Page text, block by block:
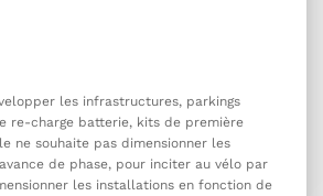
les infrastructures, parkings
re-charge batterie, kits de première
ne souhaite pas dimensionner les
de phase, pour inciter au vélo par
les installations en fonction de